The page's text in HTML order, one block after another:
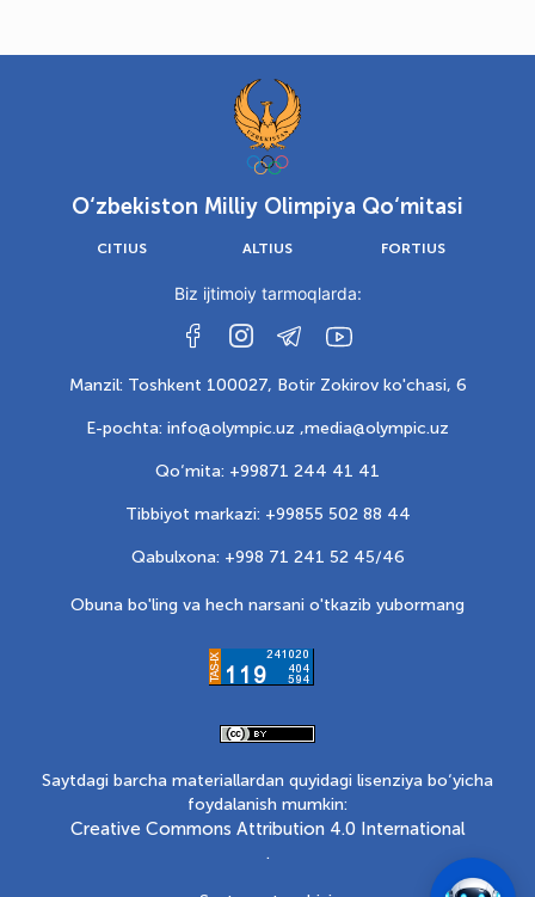
O‘zbekiston Milliy Olimpiya Qo‘mitasi
CITIUS ALTIUS FORTIUS
Biz ijtimoiy tarmoqlarda:
Manzil: Toshkent 100027, Botir Zokirov ko'chasi, 6
E-pochta: info@olympic.uz ,media@olympic.uz
Qo‘mita: +99871 244 41 41
Tibbiyot markazi: +99855 502 88 44
Qabulxona: +998 71 241 52 45/46
Obuna bo'ling va hech narsani o'tkazib yubormang
Saytdagi barcha materiallardan quyidagi lisenziya bo‘yicha
foydalanish mumkin:
Creative Commons Attribution 4.0 International
.